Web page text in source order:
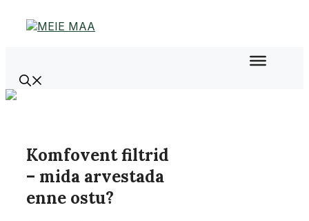
Komfovent filtrid
– mida arvestada
enne ostu?